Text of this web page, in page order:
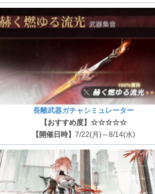
長離武器ガチャシミュレーター
【おすすめ度】☆☆☆☆☆
【開催日時】 7/22(月)～8/14(水)